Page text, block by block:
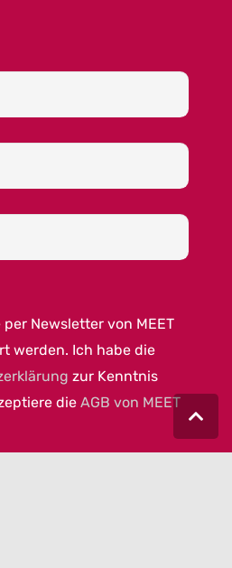
Newsletter von MEET
werden. Ich habe die
zur Kenntnis
die AGB von MEET